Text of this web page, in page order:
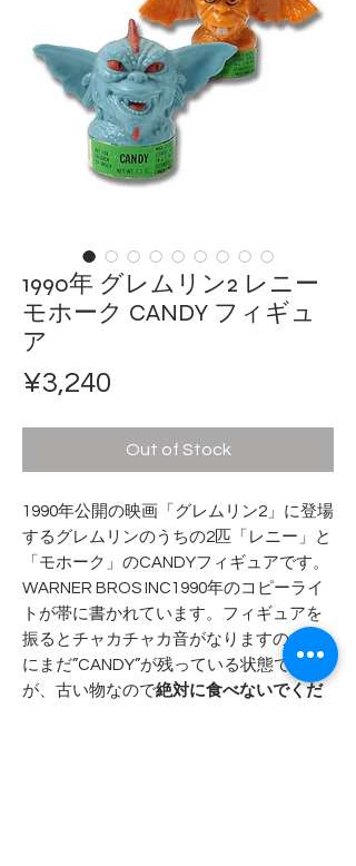
1990年 グレムリン2 レニー
モホーク CANDY フィギュ
ア
¥3,240
Out of Stock
1990年公開の映画「グレムリン2」に登場
するグレムリンのうちの2匹「レニー」と
「モホーク」のCANDYフィギュアです。
WARNER BROS INC1990年のコピーライ
トが帯に書かれています。フィギュアを
振るとチャカチャカ音がなりますので中
にまだ”CANDY”が残っている状態です
が、古い物なので絶対に食べないでくだ